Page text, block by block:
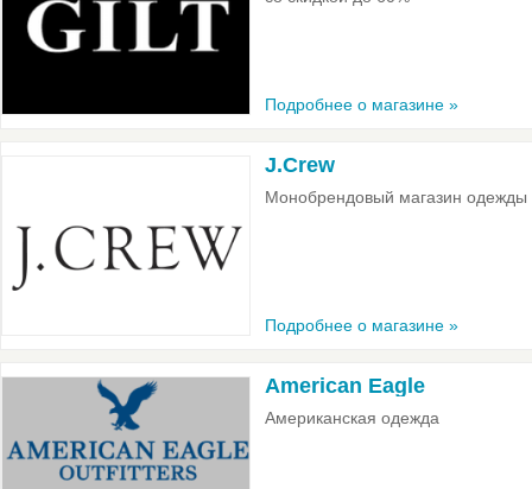
Подробнее о магазине »
J.Crew
Монобрендовый магазин одежды
Подробнее о магазине »
American Eagle
Американская одежда